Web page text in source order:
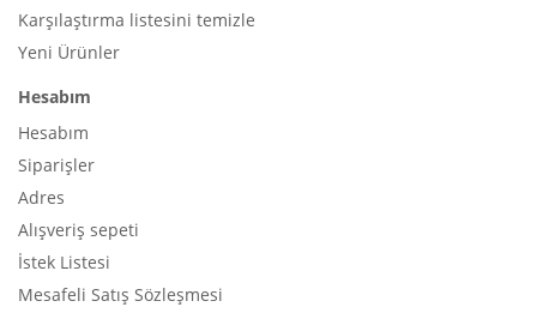
Karşılaştırma listesini temizle
Yeni Ürünler
Hesabım
Hesabım
Siparişler
Adres
Alışveriş sepeti
İstek Listesi
Mesafeli Satış Sözleşmesi